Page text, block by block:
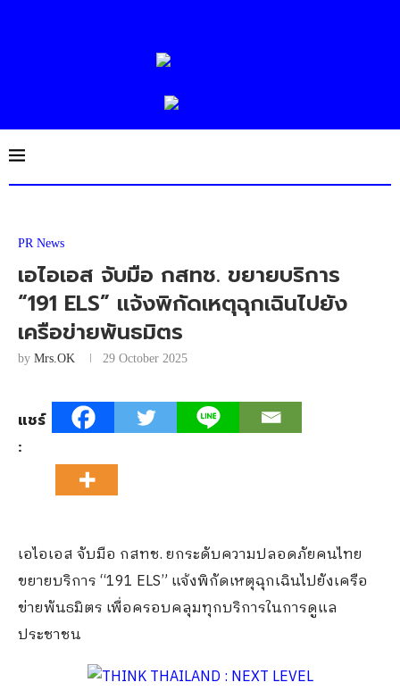
PR News
เอไอเอส จับมือ กสทช. ขยายบริการ
“191 ELS” แจ้งพิกัดเหตุฉุกเฉินไปยัง
เครือข่ายพันธมิตร
by Mrs.OK 29 October 2025
แชร์
:
เอไอเอส จับมือ กสทช. ยกระดับความปลอดภัยคนไทย
ขยายบริการ “191 ELS” แจ้งพิกัดเหตุฉุกเฉินไปยังเครือ
ข่ายพันธมิตร เพื่อครอบคลุมทุกบริการในการดูแล
ประชาชน